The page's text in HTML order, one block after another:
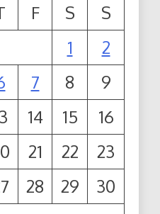
F S
S
1
2
7 8
9
14 15
16
21 22
23
28 29
30